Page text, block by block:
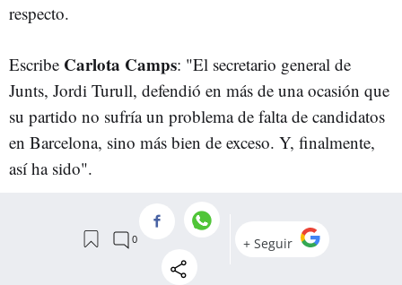
respecto.
Escribe Carlota Camps: "El secretario general de
Junts, Jordi Turull, defendió en más de una ocasión que
su partido no sufría un problema de falta de candidatos
en Barcelona, sino más bien de exceso. Y, finalmente,
así ha sido".
"A pesar de que la dirección no ha logrado ninguno de
los fichajes estrella que intentó para evitar las primarias,
y de que tampoco estará en la carrera el candidato de